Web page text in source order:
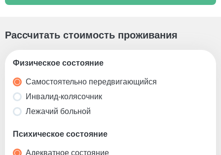
Рассчитать стоимость проживания
Физическое состояние
Самостоятельно передвигающийся
Инвалид-колясочник
Лежачий больной
Психическое состояние
Адекватное состояние